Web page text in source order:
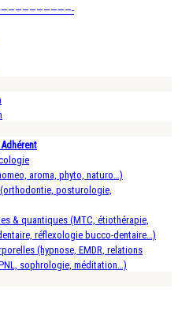
aroma, phyto, naturo…)
posturologie,
& quantiques (MTC, étiothérapie,
réflexologie bucco-dentaire…)
(hypnose, EMDR, relations
sophrologie, méditation…)